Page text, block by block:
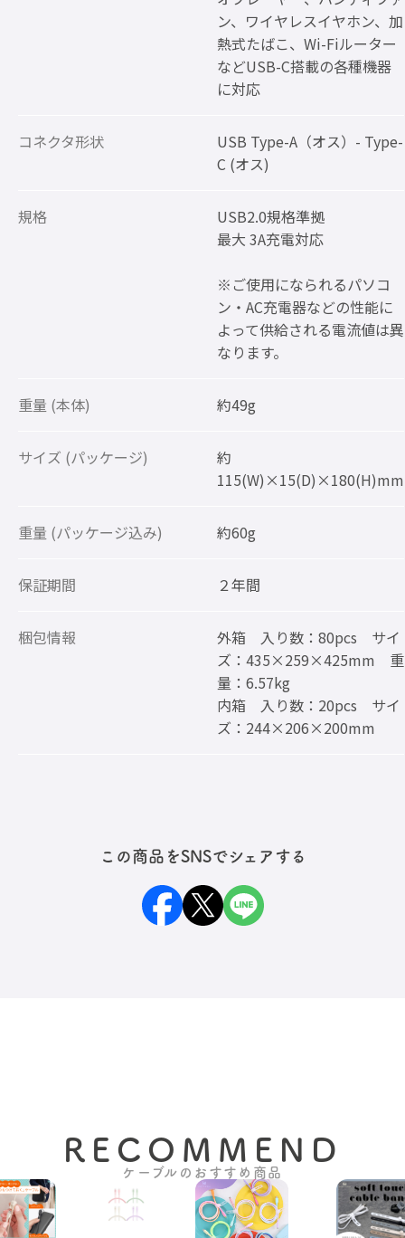
ン、ワイヤレスイヤホン、加
熱式たばこ、Wi-Fiルーター
などUSB-C搭載の各種機器
に対応
コネクタ形状
USB Type-A（オス）- Type-
C (オス)
規格
USB2.0規格準拠
最大 3A充電対応
※ご使用になられるパソコ
ン・AC充電器などの性能に
よって供給される電流値は異
なります。
重量 (本体) 約49g
サイズ (パッケージ)
約
115(W)×15(D)×180(H)mm
重量 (パッケージ込み) 約60g
保証期間 ２年間
梱包情報
外箱 入り数：80pcs サイ
ズ：435×259×425mm 重
量：6.57kg
内箱 入り数：20pcs サイ
ズ：244×206×200mm
この商品をSNSでシェアする
RECOMMEND
ケーブルのおすすめ商品